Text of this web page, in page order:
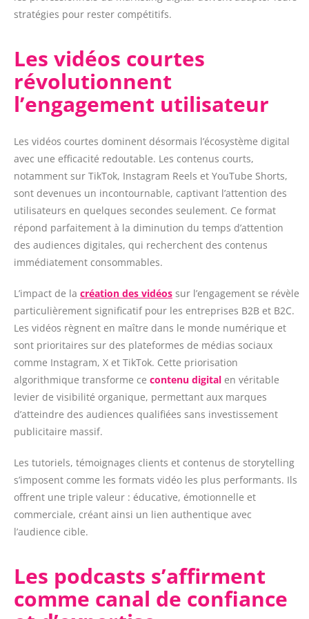
stratégies pour rester compétitifs.
Les vidéos courtes
révolutionnent
l’engagement utilisateur
Les vidéos courtes dominent désormais l’écosystème digital
avec une efficacité redoutable. Les contenus courts,
notamment sur TikTok, Instagram Reels et YouTube Shorts,
sont devenues un incontournable, captivant l’attention des
utilisateurs en quelques secondes seulement. Ce format
répond parfaitement à la diminution du temps d’attention
des audiences digitales, qui recherchent des contenus
immédiatement consommables.
L’impact de la création des vidéos sur l’engagement se révèle
particulièrement significatif pour les entreprises B2B et B2C.
Les vidéos règnent en maître dans le monde numérique et
sont prioritaires sur des plateformes de médias sociaux
comme Instagram, X et TikTok. Cette priorisation
algorithmique transforme ce contenu digital en véritable
levier de visibilité organique, permettant aux marques
d’atteindre des audiences qualifiées sans investissement
publicitaire massif.
Les tutoriels, témoignages clients et contenus de storytelling
s’imposent comme les formats vidéo les plus performants. Ils
offrent une triple valeur : éducative, émotionnelle et
commerciale, créant ainsi un lien authentique avec
l’audience cible.
Les podcasts s’affirment
comme canal de confiance